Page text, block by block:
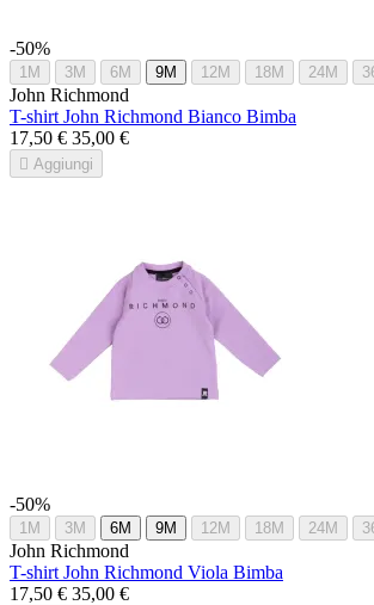
-50%
1M 3M 6M 9M 12M 18M 24M
John Richmond
T-shirt John Richmond Bianco Bimba
17,50 € 35,00 €
 Aggiungi
-50%
1M 3M 6M 9M 12M 18M 24M
John Richmond
T-shirt John Richmond Viola Bimba
17,50 € 35,00 €